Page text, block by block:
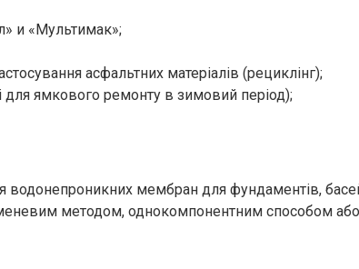
и «Мультимак»;
асфальтних матеріалів (рециклінг);
для ямкового ремонту в зимовий період);
водонепроникних мембран для фундаментів,
методом, однокомпонентним способом